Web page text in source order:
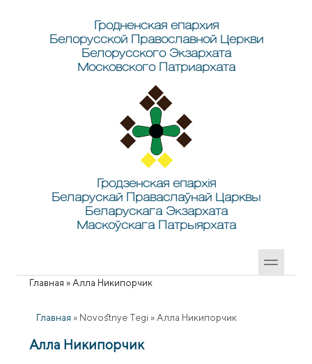
Гродненская епархия
Белорусской Православной Церкви
Белорусского Экзархата
Московского Патриархата
Гродзенская епархія
Беларускай Праваслаўнай Царквы
Беларускага Экзархата
Маскоўскага Патрыярхата
Главная » Алла Никипорчик
Главная » Novostnye Tegi » Алла Никипорчик
Алла Никипорчик